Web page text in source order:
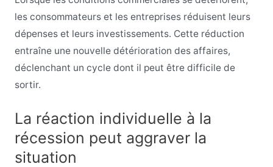
les consommateurs et les entreprises réduisent leurs
dépenses et leurs investissements. Cette réduction
entraîne une nouvelle détérioration des affaires,
déclenchant un cycle dont il peut être difficile de
sortir.
La réaction individuelle à la
récession peut aggraver la
situation